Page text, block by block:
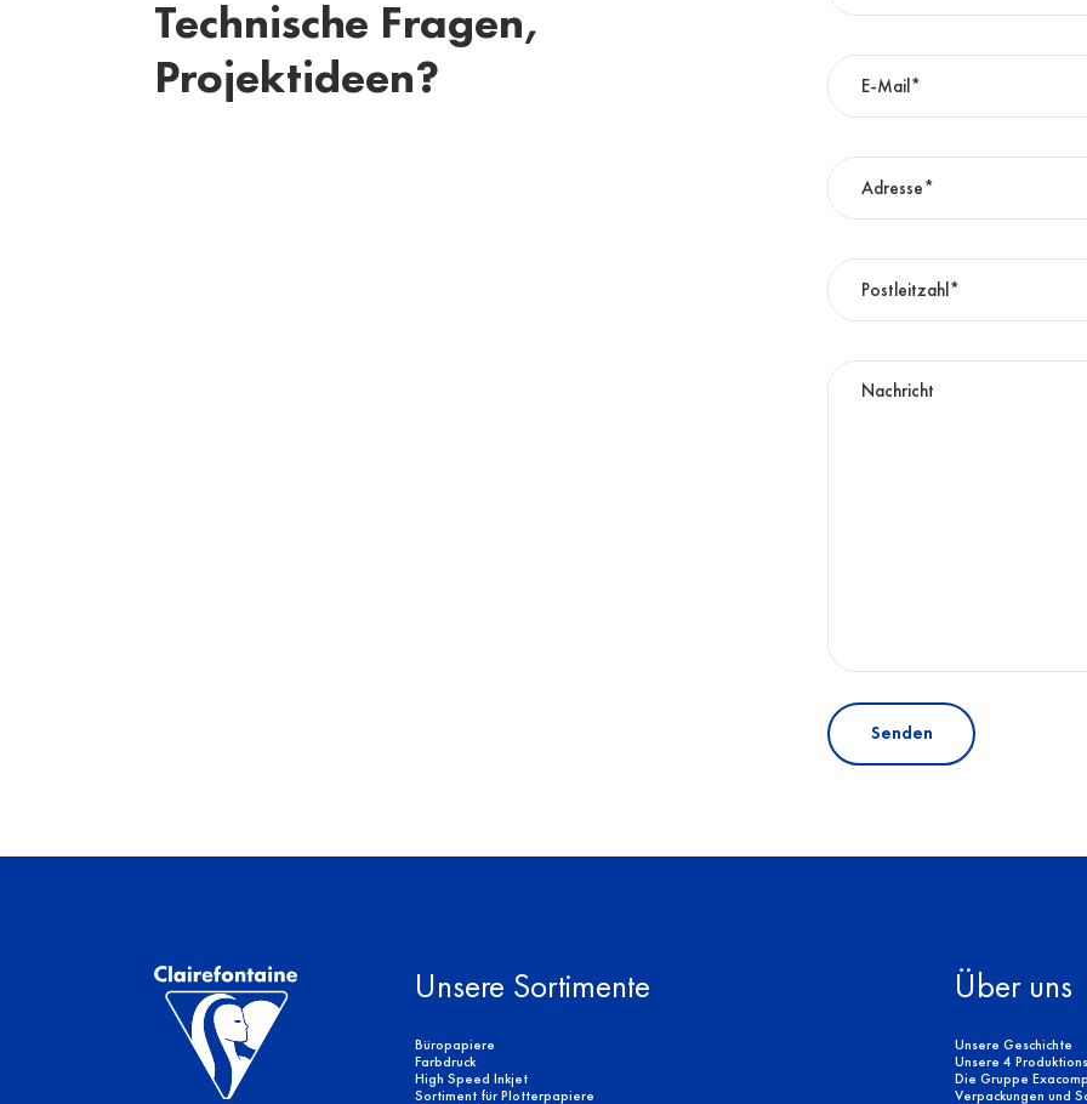
Technische Fragen,
Projektideen?
Senden
Unsere Sortimente
Büropapiere
Farbdruck
High Speed Inkjet
Sortiment für Plotterpapiere
Über uns
Unsere Geschichte
Unsere 4
Die Gruppe
Verpackungen und